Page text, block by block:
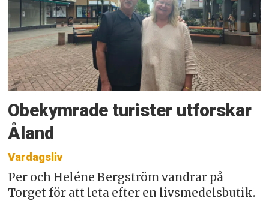
Obekymrade turister utforskar
Åland
Vardagsliv
Per och Heléne Bergström vandrar på
Torget för att leta efter en livsmedelsbutik.